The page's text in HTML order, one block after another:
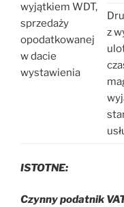
wyjątkiem WDT,
sprzedaży
opodatkowanej
w dacie
wystawienia
z
ISTOTNE:
Czynny podatnik